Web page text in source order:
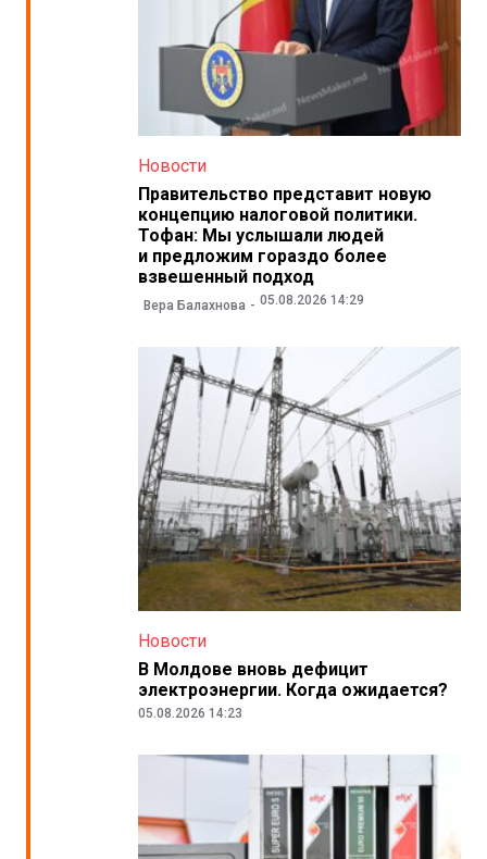
Новости
Правительство представит новую
концепцию налоговой политики.
Тофан: Мы услышали людей
и предложим гораздо более
взвешенный подход
Вера Балахнова 05.08.2026 14:29
Новости
В Молдове вновь дефицит
электроэнергии. Когда ожидается?
05.08.2026 14:23